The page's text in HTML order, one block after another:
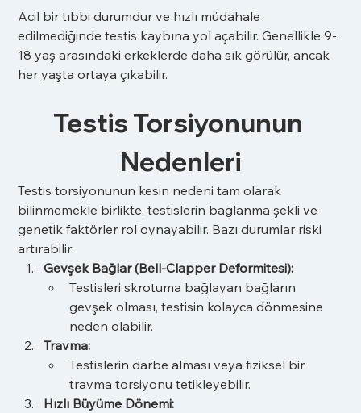
Acil bir tıbbi durumdur ve hızlı müdahale
edilmediğinde testis kaybına yol açabilir. Genellikle 9-
18 yaş arasındaki erkeklerde daha sık görülür, ancak
her yaşta ortaya çıkabilir.
Testis Torsiyonunun
Nedenleri
Testis torsiyonunun kesin nedeni tam olarak
bilinmemekle birlikte, testislerin bağlanma şekli ve
genetik faktörler rol oynayabilir. Bazı durumlar riski
artırabilir:
Gevşek Bağlar (Bell-Clapper Deformitesi):
Testisleri skrotuma bağlayan bağların
gevşek olması, testisin kolayca dönmesine
neden olabilir.
Travma:
Testislerin darbe alması veya fiziksel bir
travma torsiyonu tetikleyebilir.
Hızlı Büyüme Dönemi: